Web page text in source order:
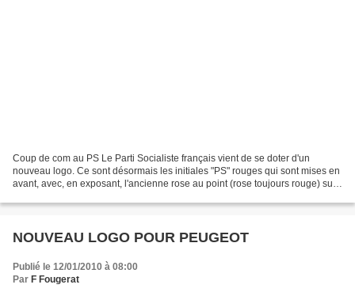
Coup de com au PS Le Parti Socialiste français vient de se doter d'un
nouveau logo. Ce sont désormais les initiales "PS" rouges qui sont mises en
avant, avec, en exposant, l'ancienne rose au point (rose toujours rouge) sur
NOUVEAU LOGO POUR PEUGEOT
Publié le 12/01/2010 à 08:00
Par F Fougerat